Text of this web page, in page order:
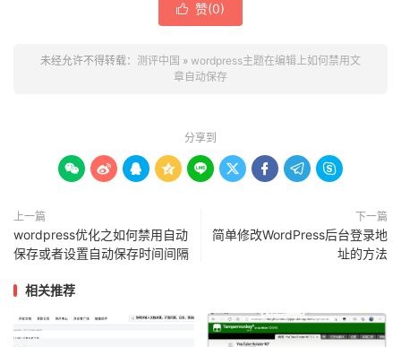
 赞(0)
未经允许不得转载： 测评中国 » wordpress主题在编辑上如何禁用文
章自动保存
分享到
        
上一篇
wordpress优化之如何禁用自动
保存或者设置自动保存时间间隔
下一篇
简单修改WordPress后台登录地
址的方法
相关推荐